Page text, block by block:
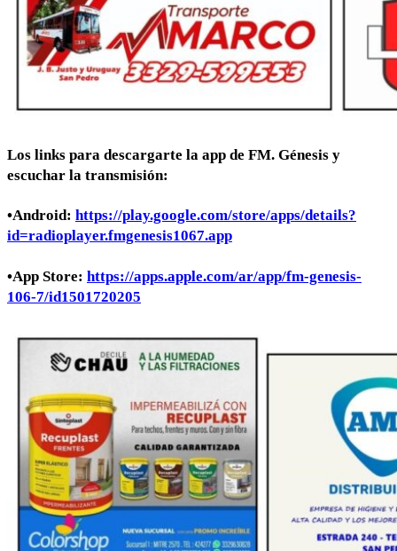
Los links para descargarte la app de FM. Génesis y
escuchar la transmisión:
•Android: https://play.google.com/store/apps/details?
id=radioplayer.fmgenesis1067.app
•App Store: https://apps.apple.com/ar/app/fm-genesis-
106-7/id1501720205